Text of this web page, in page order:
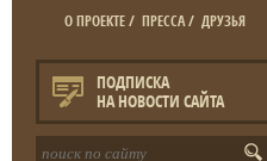
О ПРОЕКТЕ/ ПРЕССА/ ДРУЗЬЯ
ПОДПИСКА
НА НОВОСТИ САЙТА